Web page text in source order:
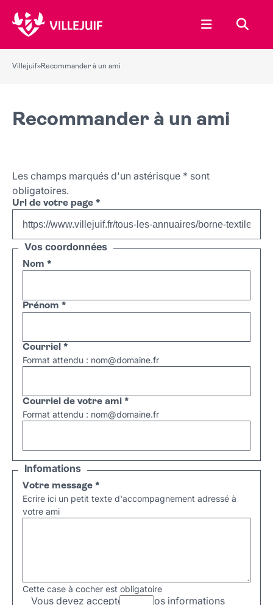
Ouvrir le
Villejuif»Recommander à un ami
Recommander à un ami
Les champs marqués d'un astérisque * sont
obligatoires.
Url de votre page *
Vos coordonnées
Nom *
Prénom *
Courriel *
Format attendu : nom@domaine.fr
Courriel de votre ami *
Format attendu : nom@domaine.fr
Infomations
Votre message *
Ecrire ici un petit texte d'accompagnement adressé à
votre ami
Cette case à cocher est obligatoire
Vous devez accepter que vos informations